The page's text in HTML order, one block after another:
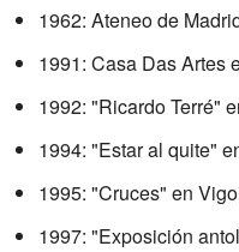
1962: Ateneo de
1991: Casa Das Artes
1992: "Ricardo Terré"
1994: "Estar al quite"
1995: "Cruces" en
1997: "Exposición